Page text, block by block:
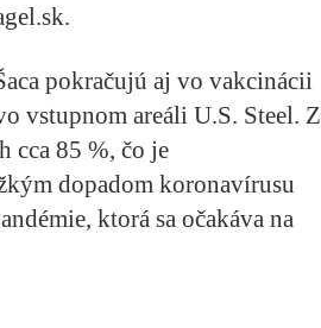
pokračujú aj vo vakcinácii
vstupnom areáli U.S. Steel. Z
cca 85 %, čo je
dopadom koronavírusu
ktorá sa očakáva na